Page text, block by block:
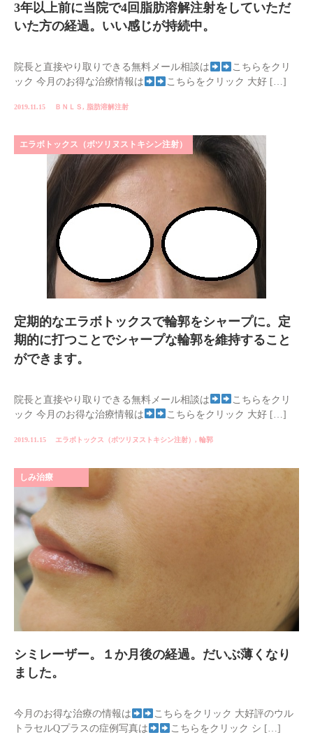
3年以上前に当院で4回脂肪溶解注射をしていただ
いた方の経過。いい感じが持続中。
院長と直接やり取りできる無料メール相談は
こちらをクリ
ック 今月のお得な治療情報は
こちらをクリック 大好 […]
2019.11.15 ＢＮＬＳ, 脂肪溶解注射
エラボトックス（ボツリヌストキシン注射）
定期的なエラボトックスで輪郭をシャープに。定
期的に打つことでシャープな輪郭を維持すること
ができます。
院長と直接やり取りできる無料メール相談は
こちらをクリ
ック 今月のお得な治療情報は
こちらをクリック 大好 […]
2019.11.15 エラボトックス（ボツリヌストキシン注射） , 輪郭
しみ治療
シミレーザー。１か月後の経過。だいぶ薄くなり
ました。
今月のお得な治療の情報は
こちらをクリック 大好評のウル
トラセルQプラスの症例写真は
こちらをクリック シ […]